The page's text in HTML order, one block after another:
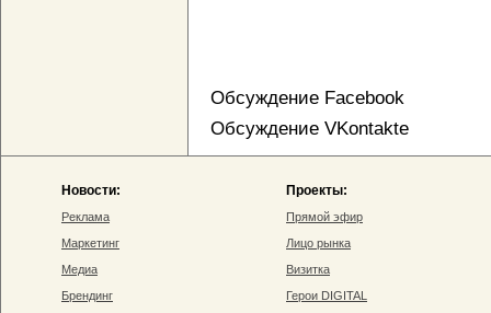
Обсуждение Facebook
Обсуждение VKontakte
Новости:
Реклама
Маркетинг
Медиа
Брендинг
Проекты:
Прямой эфир
Лицо рынка
Визитка
Герои DIGITAL